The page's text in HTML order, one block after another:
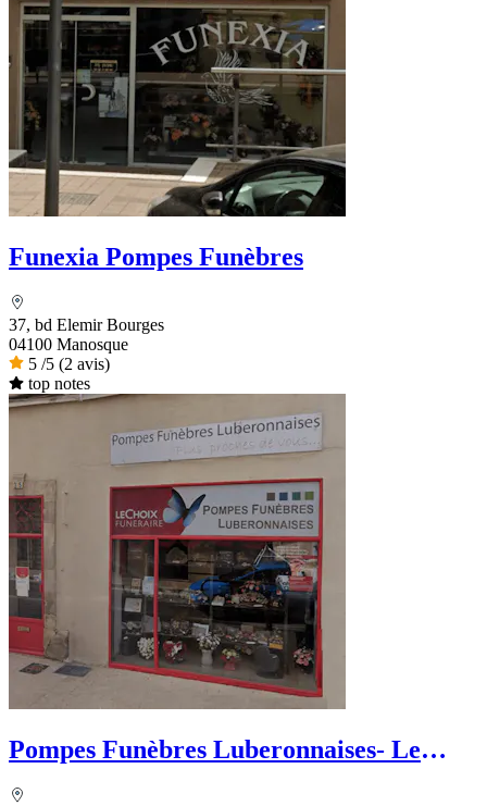
Funexia Pompes Funèbres
37, bd Elemir Bourges
04100 Manosque
5 /5 (2 avis)
top notes
Pompes Funèbres Luberonnaises- Le